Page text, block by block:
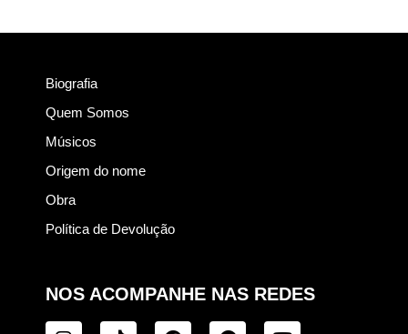
Biografia
Quem Somos
Músicos
Origem do nome
Obra
Política de Devolução
NOS ACOMPANHE NAS REDES